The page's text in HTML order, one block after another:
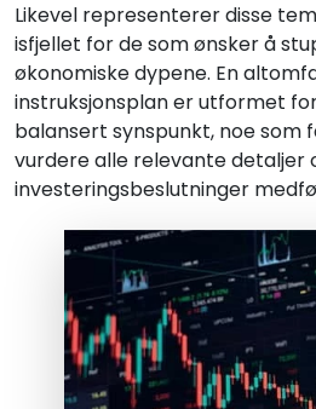
Likevel representerer disse
isfjellet for de som ønsker å
økonomiske dypene. En
instruksjonsplan er utformet
balansert synspunkt, noe som
vurdere alle relevante detaljer
investeringsbeslutninger